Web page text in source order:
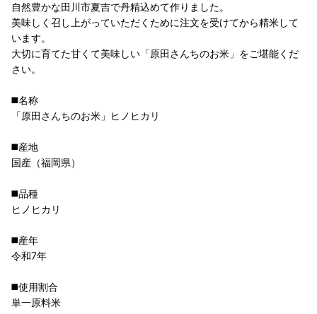
自然豊かな田川市夏吉で丹精込めて作りました。
美味しく召し上がっていただくために注文を受けてから精米して
います。
大切に育てた甘くて美味しい「原田さんちのお米」をご堪能くだ
さい。
◼️名称
「原田さんちのお米」ヒノヒカリ
◼️産地
国産（福岡県）
◼️品種
ヒノヒカリ
◼️産年
令和7年
◼️使用割合
単一原料米